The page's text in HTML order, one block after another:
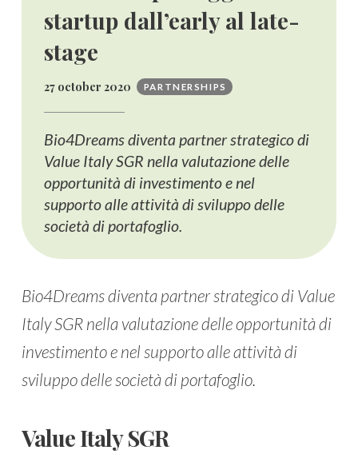
startup dall’early al late-
stage
27 october 2020 PARTNERSHIPS
Bio4Dreams diventa partner strategico di
Value Italy SGR nella valutazione delle
opportunità di investimento e nel
supporto alle attività di sviluppo delle
società di portafoglio.
Bio4Dreams diventa partner strategico di Value
Italy SGR nella valutazione delle opportunità di
investimento e nel supporto alle attività di
sviluppo delle società di portafoglio.
Value Italy SGR